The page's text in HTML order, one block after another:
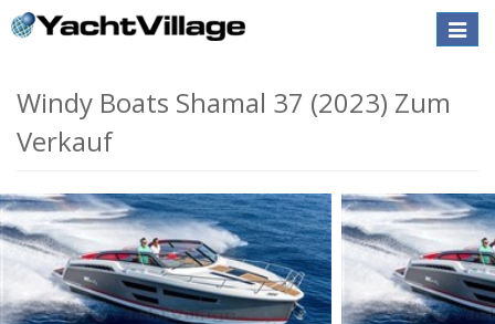
Toggle
Windy Boats Shamal 37 (2023) Zum
Verkauf